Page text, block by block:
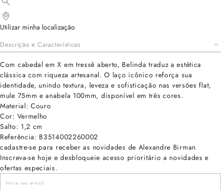
Utilizar minha localização
Descrição e Características
Com cabedal em X em tressê aberto, Belinda traduz a estética
clássica com riqueza artesanal. O laço icônico reforça sua
identidade, unindo textura, leveza e sofisticação nas versões flat,
mule 75mm e anabela 100mm, disponível em três cores.
Material: Couro
Cor: Vermelho
Salto: 1,2 cm
Referência: B3514002260002
cadastre-se para receber as novidades de Alexandre Birman
Inscreva-se hoje e desbloqueie acesso prioritário a novidades e
ofertas especiais.